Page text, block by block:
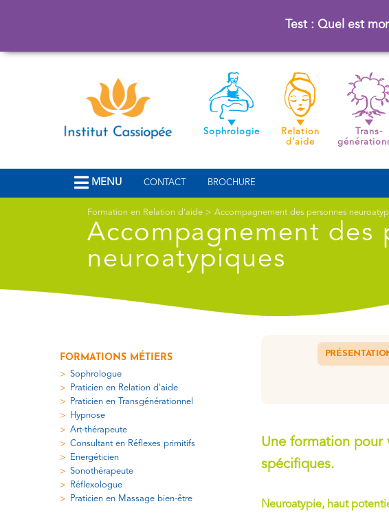
Test : Quel est
Sophrologie
Relation
d'aide
Trans-
MENU CONTACT BROCHURE
Formation en Relation d'aide > Accompagnement des personnes
Accompagnement des
neuroatypiques
FORMATIONS MÉTIERS
Sophrologue
Praticien en Relation d'aide
Praticien en Transgénérationnel
Hypnose
Art-thérapeute
Consultant en Réflexes primitifs
Energéticien
Sonothérapeute
Réflexologue
Praticien en Massage bien-être
Une formation pour
spécifiques.
Neuroatypie, haut